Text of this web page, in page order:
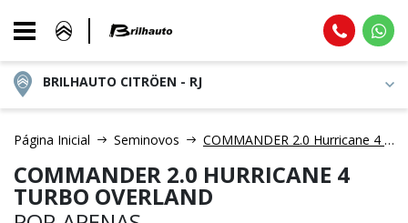
BRILHAUTO CITRÖEN - RJ
Página Inicial Seminovos COMMANDER 2.0 Hurricane 4 Turbo Overland
COMMANDER 2.0 HURRICANE 4
TURBO OVERLAND